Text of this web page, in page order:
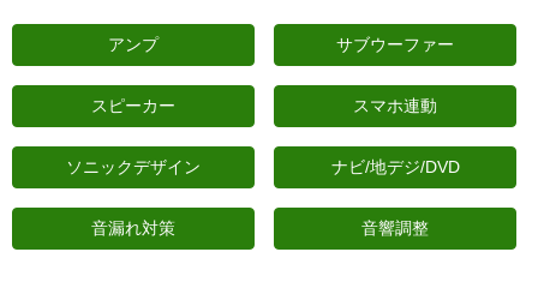
お問い合わせアンプ サブウーファー
スピーカー スマホ連動
ソニックデザイン ナビ/地デジ/DVD
音漏れ対策 音響調整